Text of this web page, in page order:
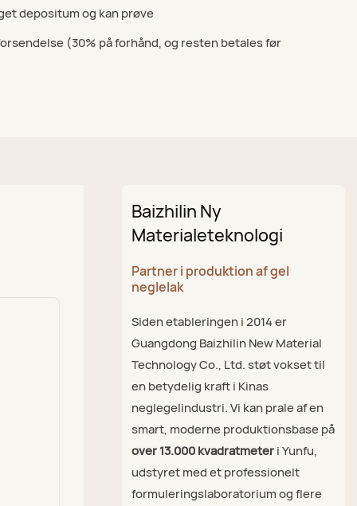
depositum og kan prøve
(30% på forhånd, og resten betales før
Baizhilin Ny
Materialeteknologi
Partner i produktion af gel
neglelak
Siden etableringen i 2014 er
Guangdong Baizhilin New Material
Technology Co., Ltd. støt vokset til
en betydelig kraft i Kinas
neglegelindustri. Vi kan prale af en
smart, moderne produktionsbase på
over 13.000 kvadratmeteri Yunfu,
udstyret med et professionelt
formuleringslaboratorium og flere